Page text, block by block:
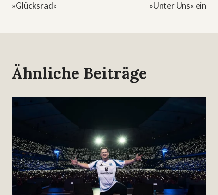
»Glücksrad«
»Unter Uns« ein
Ähnliche Beiträge